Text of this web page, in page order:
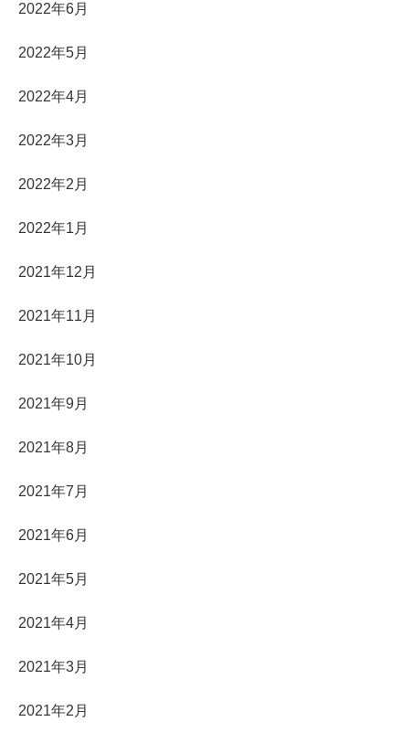
2022年6月
2022年5月
2022年4月
2022年3月
2022年2月
2022年1月
2021年12月
2021年11月
2021年10月
2021年9月
2021年8月
2021年7月
2021年6月
2021年5月
2021年4月
2021年3月
2021年2月